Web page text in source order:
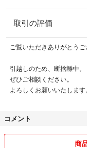
取引の評価
ご覧いただきありがとうご
引越しのため、断捨離中。
ぜひご相談ください。
よろしくお願いいたします。
コメント
商